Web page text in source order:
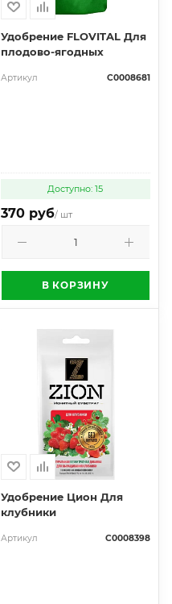
Удобрение FLOVITAL Для
плодово-ягодных
Артикул С0008681
Доступно: 15
370 руб/ шт
В КОРЗИНУ
Удобрение Цион Для
клубники
Артикул С0008398